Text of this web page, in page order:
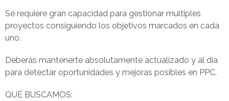
Se requiere gran capacidad para gestionar multiples
proyectos consiguiendo los objetivos marcados en cada
uno.
Deberás mantenerte absolutamente actualizado y al día
para detectar oportunidades y mejoras posibles en PPC.
QUÉ BUSCAMOS: